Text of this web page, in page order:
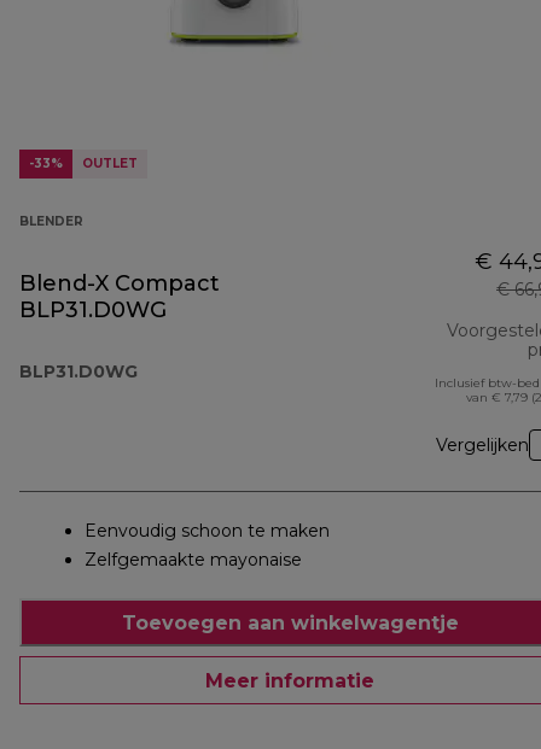
-33% OUTLET
BLENDER
Blend-X Compact
BLP31.D0WG
BLP31.D0WG
€
€
Inclusief btw-
van € 7,79
Vergelijken
Eenvoudig schoon te maken
Zelfgemaakte mayonaise
Toevoegen aan winkelwagentje
Meer informatie